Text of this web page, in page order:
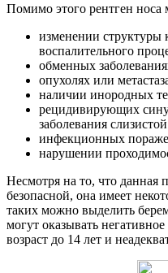
Помимо этого рентген носа
изменении структуры
воспалительного
обменных
опухолях или
наличии инородных
рецидивирующих
заболевания
инфекционных
нарушении
Несмотря на то, что данная
безопасной, она имеет
таких можно выделить
могут оказывать
возраст до 14 лет и